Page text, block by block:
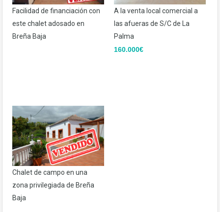
Facilidad de financiación con
este chalet adosado en
Breña Baja
A la venta local comercial a
las afueras de S/C de La
Palma
160.000€
Chalet de campo en una
zona privilegiada de Breña
Baja